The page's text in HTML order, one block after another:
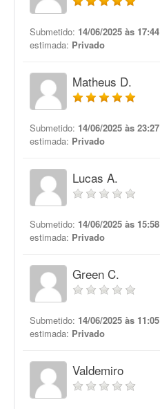
Submetido: 14/06/2025 às 17:44
estimada: Privado
Matheus D.
Submetido: 14/06/2025 às 23:27
estimada: Privado
Lucas A.
Submetido: 14/06/2025 às 15:58
estimada: Privado
Green C.
Submetido: 14/06/2025 às 11:05
estimada: Privado
Valdemiro